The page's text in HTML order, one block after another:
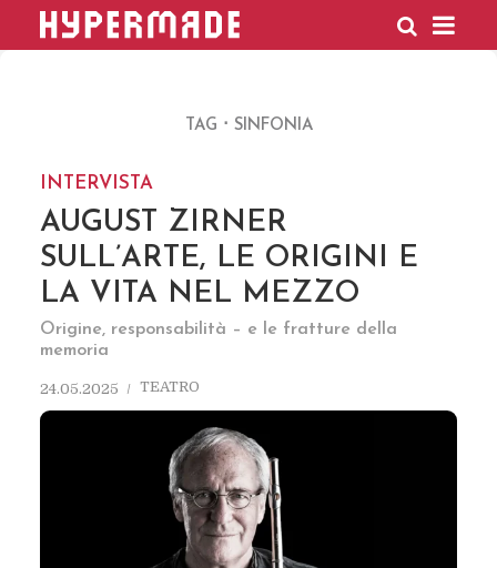
HYPERMADE
TAG SINFONIA
INTERVISTA
AUGUST ZIRNER
SULL’ARTE, LE ORIGINI E
LA VITA NEL MEZZO
Origine, responsabilità – e le fratture della
memoria
24.05.2025 TEATRO